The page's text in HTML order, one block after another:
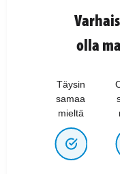
olla
Täysin
samaa
mieltä